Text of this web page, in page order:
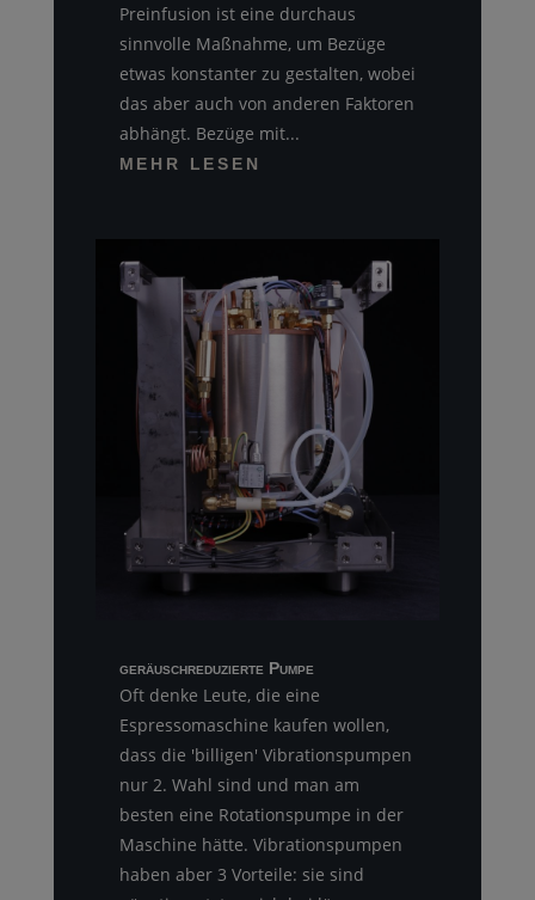
Preinfusion ist eine durchaus
sinnvolle Maßnahme, um Bezüge
etwas konstanter zu gestalten, wobei
das aber auch von anderen Faktoren
abhängt. Bezüge mit...
MEHR LESEN
geräuschreduzierte Pumpe
Oft denke Leute, die eine
Espressomaschine kaufen wollen,
dass die 'billigen' Vibrationspumpen
nur 2. Wahl sind und man am
besten eine Rotationspumpe in der
Maschine hätte. Vibrationspumpen
haben aber 3 Vorteile: sie sind